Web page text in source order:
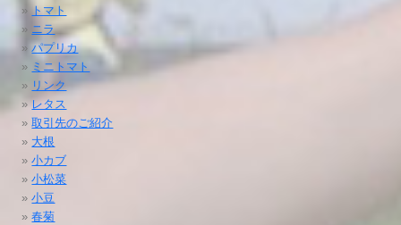
トマト
ニラ
パプリカ
ミニトマト
リンク
レタス
取引先のご紹介
大根
小カブ
小松菜
小豆
春菊